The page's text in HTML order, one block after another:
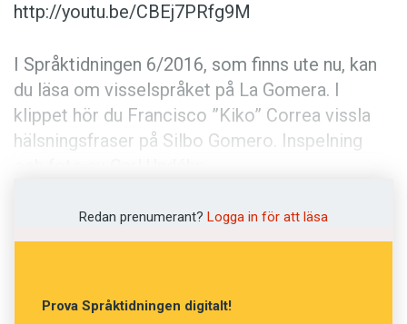
Bokrecensioner
Kviss
Podden
Anmäl till språkpolisen
Prenumerera
http://youtu.be/CBEj7PRfg9M
I Språktidningen 6/2016, som finns ute nu, kan
du läsa om visselspråket på La Gomera. I
klippet hör du Francisco ”Kiko” Correa vissla
hälsningsfraser på Silbo Gomero. Inspelning
Redan prenumerant? Logga in för att läsa
Prova Språktidningen digitalt!